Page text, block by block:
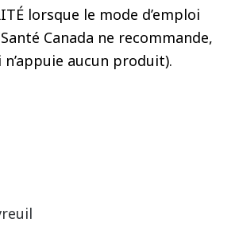
lorsque le mode d’emploi
Canada ne recommande,
aucun produit).